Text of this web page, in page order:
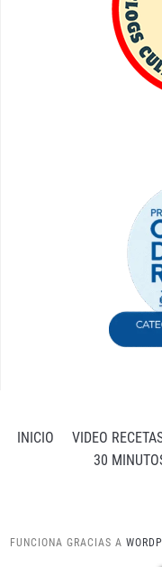
INICIO VIDEO
30
FUNCIONA GRACIAS A